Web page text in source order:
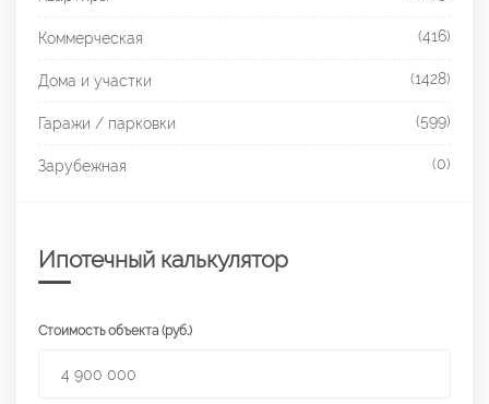
Коммерческая (416)
Дома и участки (1428)
Гаражи / парковки (599)
Зарубежная (0)
Ипотечный калькулятор
Стоимость объекта (руб.)